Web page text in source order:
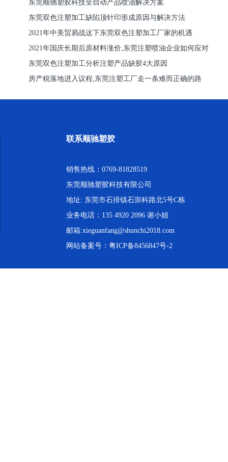
东莞顺驰塑胶科技全自动产品喷油解决方案
东莞双色注塑加工缺陷顶针印形成原因与解决方法
2021年中美贸易战这下东莞双色注塑加工厂家的机遇
2021年国庆长期后原材料涨价,东莞注塑喷油企业如何应对
东莞双色注塑加工分析注塑产品缺胶4大原因
房产税落地进入议程,东莞注塑工厂走一条难而正确的路
联系顺驰塑胶
销售热线：0769-81828519
东莞顺驰塑胶科技有限公司
地址: 东莞市石排镇石崇科路北5号C栋
业务电话：135 4920 2096 谢小姐
邮箱:xieguanfang@shunchi2018.com
网站备案号： 粤ICP备8456847号-2